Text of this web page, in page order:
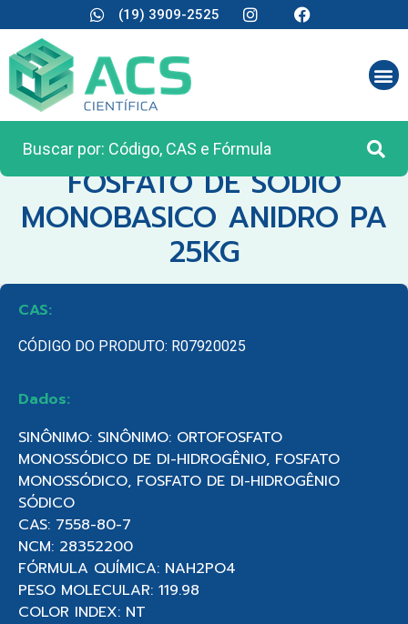
(19) 3909-2525
CATEGORIA: MATÉRIA PRIMA
FOSFATO DE SODIO
MONOBASICO ANIDRO PA
25KG
CAS:
CÓDIGO DO PRODUTO: R07920025
Dados:
SINÔNIMO: SINÔNIMO: ORTOFOSFATO
MONOSSÓDICO DE DI-HIDROGÊNIO, FOSFATO
MONOSSÓDICO, FOSFATO DE DI-HIDROGÊNIO
SÓDICO
CAS: 7558-80-7
NCM: 28352200
FÓRMULA QUÍMICA: NAH2PO4
PESO MOLECULAR: 119.98
COLOR INDEX: NT